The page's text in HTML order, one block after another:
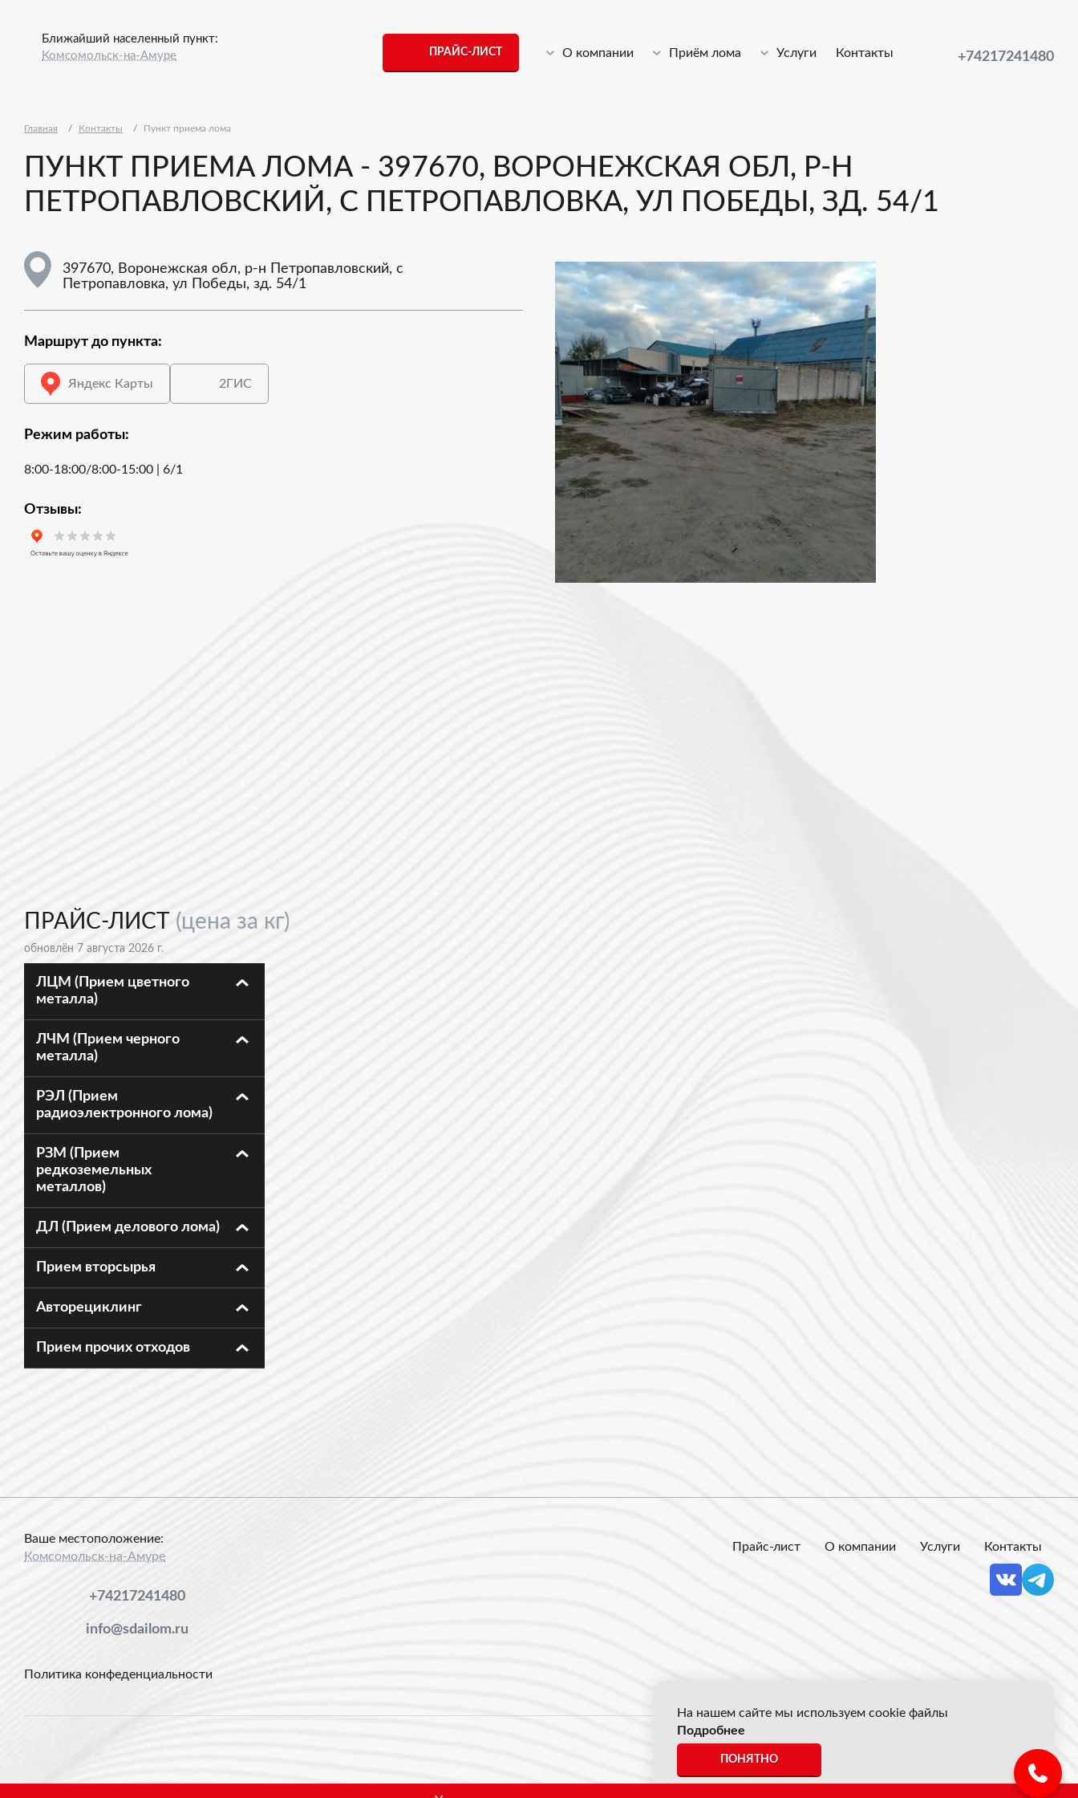
Ближайший населенный пункт:
Комсомольск-на-Амуре
ПРАЙС-ЛИСТ О компании Приём лома Услуги Контакты +74217241480
Главная Контакты Пункт приема лома
ПУНКТ ПРИЕМА ЛОМА - 397670, ВОРОНЕЖСКАЯ ОБЛ, Р-Н
ПЕТРОПАВЛОВСКИЙ, С ПЕТРОПАВЛОВКА, УЛ ПОБЕДЫ, ЗД. 54/1
397670, Воронежская обл, р-н Петропавловский, с
Петропавловка, ул Победы, зд. 54/1
Маршрут до пункта:
Яндекс Карты 2ГИС
Режим работы:
8:00-18:00/8:00-15:00 | 6/1
Отзывы:
ПРАЙС-ЛИСТ (цена за кг)
обновлён 7 августа 2026 г.
ЛЦМ (Прием цветного
металла)
ЛЧМ (Прием черного
металла)
РЭЛ (Прием
радиоэлектронного лома)
РЗМ (Прием
редкоземельных
металлов)
ДЛ (Прием делового лома)
Прием вторсырья
Авторециклинг
Прием прочих отходов
Ваше местоположение:
Комсомольск-на-Амуре
+74217241480
info@sdailom.ru
Политика конфеденциальности
Прайс-лист О компании Услуги Контакты
© 2026 Акрон Скрап
*Все цены указанные на сайте не являются публичной офертой.
На нашем сайте мы используем cookie файлы
Подробнее
ПОНЯТНО